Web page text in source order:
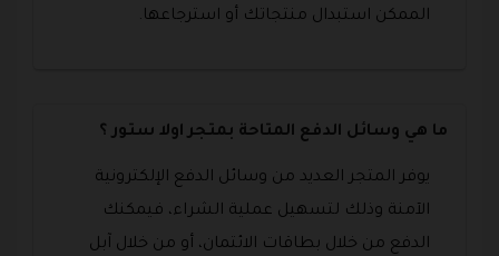
الممكن استبدال منتجاتك أو استرجاعها.
ما هي وسائل الدفع المتاحة بمتجر اولا ستور ؟
يوفر المتجر العديد من وسائل الدفع الإلكترونية
الآمنة وذلك لتسهيل عملية الشراء، فيمكنك
الدفع من خلال بطاقات الائتمان، أو من خلال آبل